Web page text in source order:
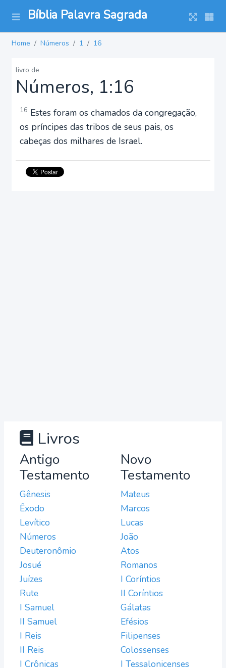
Bíblia Palavra Sagrada
Home Números 1 16
livro de
Números, 1:16
16 Estes foram os chamados da congregação,
os príncipes das tribos de seus pais, os
cabeças dos milhares de Israel.
Livros
Antigo
Testamento
Gênesis
Êxodo
Levítico
Números
Deuteronômio
Josué
Juízes
Rute
I Samuel
II Samuel
I Reis
II Reis
I Crônicas
Novo
Testamento
Mateus
Marcos
Lucas
João
Atos
Romanos
I Coríntios
II Coríntios
Gálatas
Efésios
Filipenses
Colossenses
I Tessalonicenses